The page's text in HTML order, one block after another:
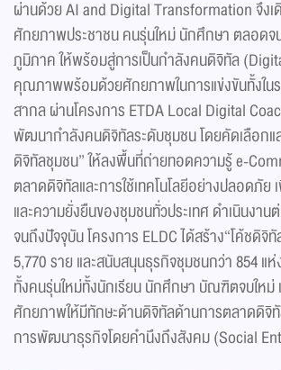
ผ่านด้วย AI and Digital Transformation จึง
ศักยภาพประชาชน คนรุ่นใหม่ นักศึกษา ตลอดจ
ภูมิภาค ให้พร้อมสู่การเป็นกำลังคนดิจิทัล
คุณภาพพร้อมด้วยศักยภาพในการแข่งขันทั้งในร
สากล ผ่านโครงการ ETDA Local Digital
พัฒนากำลังคนดิจิทัลระดับชุมชน โดยคัดเลือกแล
ดิจิทัลชุมชน” ให้ลงพื้นที่ถ่ายทอดความรู้ e-
ตลาดดิจิทัลและการใช้เทคโนโลยีอย่างปลอดภัย
และความยั่งยืนของชุมชนทั่วประเทศ ดำเนินงาน
จนถึงปัจจุบัน โครงการ ELDC ได้สร้าง“โค้ชดิจิ
5,770 ราย และสนับสนุนธุรกิจชุมชนกว่า 854 แห่
ทั้งคนรุ่นใหม่ทั้งนักเรียน นักศึกษา บัณฑิตจบใหม่
ศักยภาพให้มีทักษะด้านดิจิทัลด้านการตลาดดิจิ
การพัฒนาธุรกิจโดยคำนึงถึงสังคม (Social